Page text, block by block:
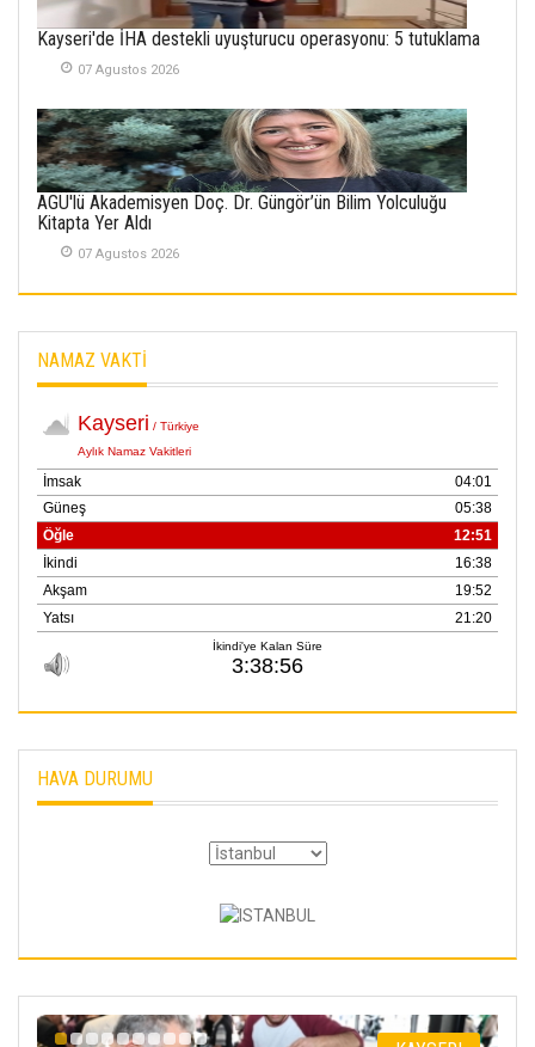
SABAHATTİN
SÜRMEN
puana Ulaştı
01 Mayis 2026
Kayseri'de İHA destekli uyuşturucu operasyonu: 5 tutuklama
07 Agustos 2026
AGÜ'lü Akademisyen Doç. Dr. Güngör’ün Bilim Yolculuğu
Kitapta Yer Aldı
07 Agustos 2026
NAMAZ VAKTİ
HAVA DURUMU